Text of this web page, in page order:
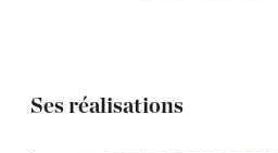
Ses réalisations